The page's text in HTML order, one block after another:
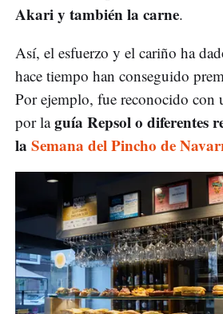
Akari y también la carne.
Así, el esfuerzo y el cariño ha
hace tiempo han conseguido
Por ejemplo, fue reconocido con
por laguía Repsol o diferentes
la Semana del Pincho de